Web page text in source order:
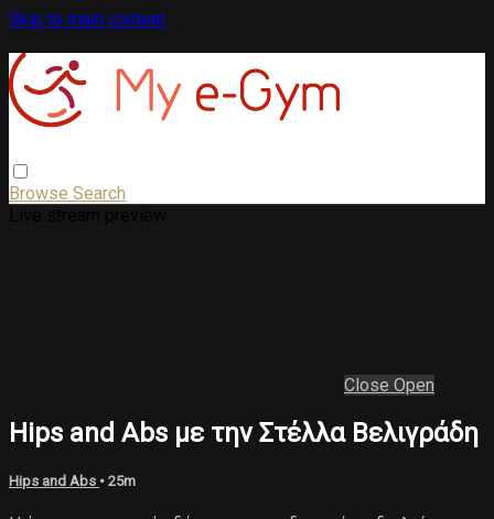
Skip to main content
Browse Search
Close Open
Hips and Abs με την Στέλλα Βελιγράδη
Hips and Abs • 25m